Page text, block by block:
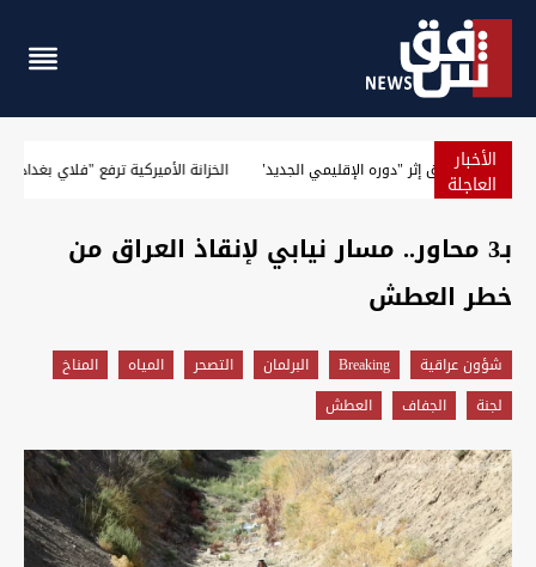
الأخبار
العاجلة توصية باكستانية لتعزيز العلاقة مع العراق إثر "دوره الإقليمي
بـ3 محاور.. مسار نيابي لإنقاذ العراق من
خطر العطش
شؤون عراقية Breaking البرلمان التصحر المياه
المناخ
لجنة
الجفاف العطش